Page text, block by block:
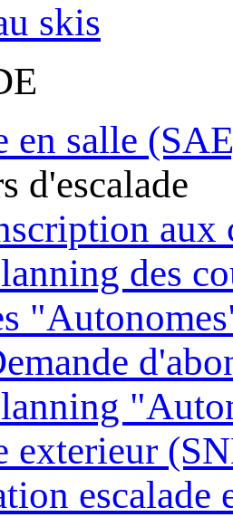
skis
en salle
d'escalade
aux
des
exterieur
escalade